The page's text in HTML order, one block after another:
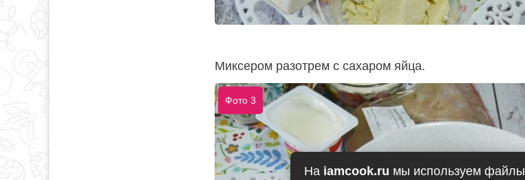
На iamcook.ru мы используем файлы
Миксером разотрем с сахаром яйца.
Фото 3